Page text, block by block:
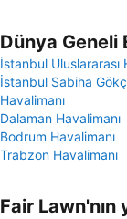
Dünya Geneli
İstanbul Uluslararası
İstanbul Sabiha
Havalimanı
Dalaman Havalimanı
Bodrum Havalimanı
Trabzon Havalimanı
Fair Lawn'nın